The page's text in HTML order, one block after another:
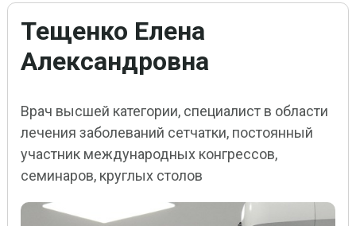
Тещенко Елена
Александровна
Врач высшей категории, специалист в области
лечения заболеваний сетчатки, постоянный
участник международных конгрессов,
семинаров, круглых столов